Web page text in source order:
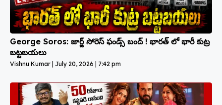
George Soros: జార్జ్ సోరెస్ ఫండ్స్ బంద్ ! భారత్ లో భారీ కుట్ర
బట్టబయలు
Vishnu Kumar July 20, 2026 7:42 pm